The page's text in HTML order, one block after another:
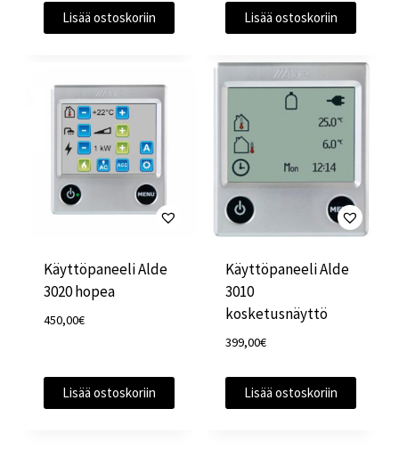
319,00€.
Lisää ostoskoriin Lisää ostoskoriin
Käyttöpaneeli Alde
3020 hopea
450,00€
Lisää ostoskoriin
Käyttöpaneeli Alde
3010
kosketusnäyttö
399,00€
Lisää ostoskoriin